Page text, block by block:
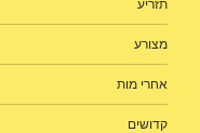
תזריע
מצורע
אחרי מות
קדושים